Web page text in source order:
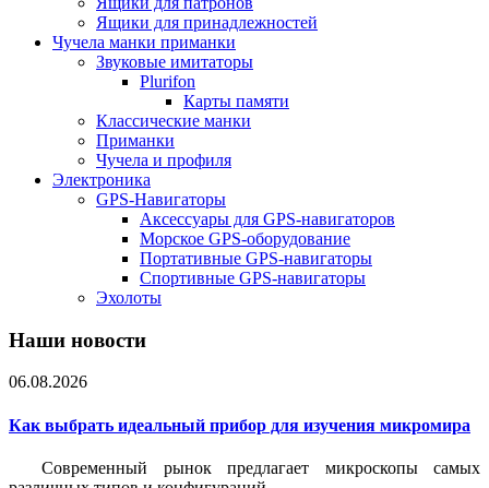
Ящики для принадлежностей
Чучела манки приманки
Звуковые имитаторы
Plurifon
Карты памяти
Классические манки
Приманки
Чучела и профиля
Электроника
GPS-Навигаторы
Аксессуары для GPS-навигаторов
Морское GPS-оборудование
Портативные GPS-навигаторы
Спортивные GPS-навигаторы
Эхолоты
Наши новости
06.08.2026
Как выбрать идеальный прибор для изучения микромира
Современный рынок предлагает микроскопы самых